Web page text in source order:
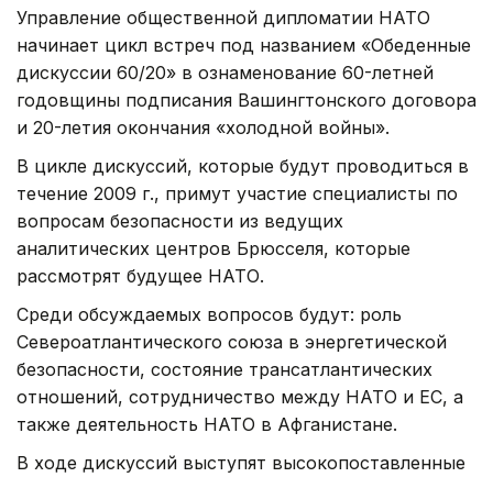
Управление общественной дипломатии НАТО
начинает цикл встреч под названием «Обеденные
дискуссии 60/20» в ознаменование 60-летней
годовщины подписания Вашингтонского договора
и 20-летия окончания «холодной войны».
В цикле дискуссий, которые будут проводиться в
течение 2009 г., примут участие специалисты по
вопросам безопасности из ведущих
аналитических центров Брюсселя, которые
рассмотрят будущее НАТО.
Среди обсуждаемых вопросов будут: роль
Североатлантического союза в энергетической
безопасности, состояние трансатлантических
отношений, сотрудничество между НАТО и ЕС, а
также деятельность НАТО в Афганистане.
В ходе дискуссий выступят высокопоставленные